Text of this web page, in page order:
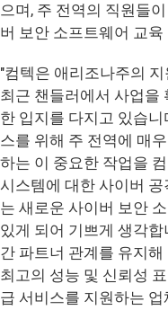
으며, 주 전역의 직원들
버 보안 소프트웨어 교
"컴텍은 애리조나주의
최근 챈들러에서 사업을
한 입지를 다지고 있습
스를 위해 주 전역에 매
하는 이 중요한 작업을
시스템에 대한 사이버
는 새로운 사이버 보안
있게 되어 기쁘게 생각
간 파트너 관계를 유지
최고의 성능 및 신뢰성
급 서비스를 지원하는